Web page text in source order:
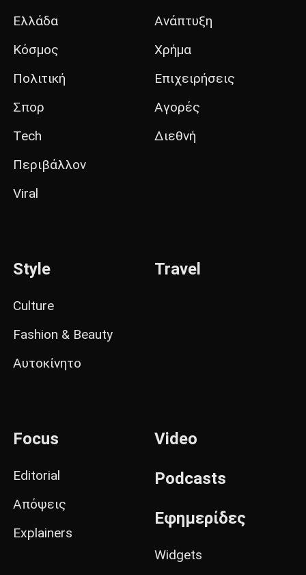
Ελλάδα
Κόσμος
Πολιτική
Σπορ
Tech
Περιβάλλον
Viral
Ανάπτυξη
Χρήμα
Επιχειρήσεις
Αγορές
Διεθνή
Style
Culture
Fashion & Beauty
Αυτοκίνητο
Travel
Focus
Editorial
Απόψεις
Explainers
Video
Podcasts
Εφημερίδες
Widgets